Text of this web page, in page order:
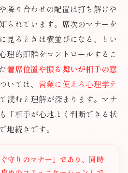
隣り合わせの配置は打ち解けや
られています。席次のマナーを
見るときは横並びになる、とい
理的距離をコントロールするこ
着席位置や振る舞いが相手の意
いては、 営業に使える心理学テ
読むと理解が深まります。マナ
「相手が心地よく判断できる状
地続きです。
守りのマナー」であり、同時